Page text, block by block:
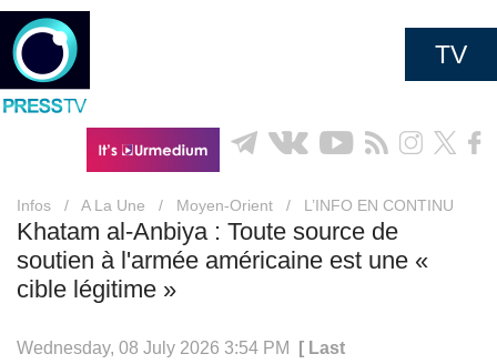
TV
Infos / A La Une / Moyen-Orient / L’INFO EN CONTINU
Khatam al-Anbiya : Toute source de
soutien à l'armée américaine est une «
cible légitime »
Wednesday, 08 July 2026 3:54 PM
[ Last